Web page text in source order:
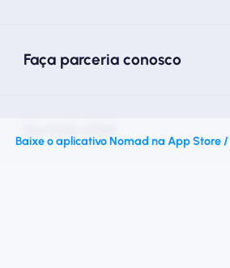
Faça parceria conosco
Baixe o aplicativo Nomad na App Store